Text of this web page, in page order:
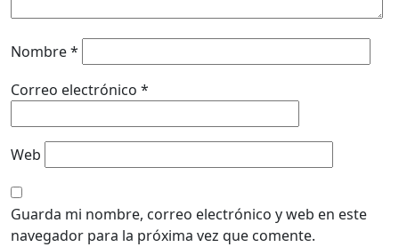
Nombre*
Correo electrónico *
Web
Guarda mi nombre, correo electrónico y web en este
navegador para la próxima vez que comente.